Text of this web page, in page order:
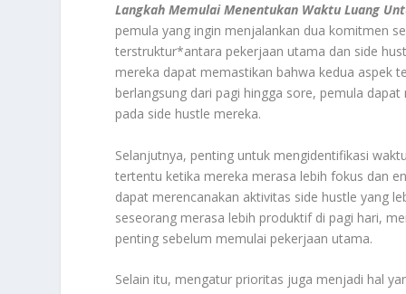
Langkah Memulai Menentukan Waktu Luang
pemula yang ingin menjalankan dua komitmen
terstruktur*antara pekerjaan utama dan side
mereka dapat memastikan bahwa kedua aspek
berlangsung dari pagi hingga sore, pemula
pada side hustle mereka.
Selanjutnya, penting untuk mengidentifikasi
tertentu ketika mereka merasa lebih fokus dan
dapat merencanakan aktivitas side hustle yang
seseorang merasa lebih produktif di pagi hari,
penting sebelum memulai pekerjaan utama.
Selain itu, mengatur prioritas juga menjadi hal